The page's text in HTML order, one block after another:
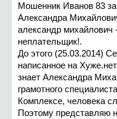
Мошенник Иванов 83
Александра
александр михайлович
неплательщик!.
До этого (25.03.2014)
написанное на
знает Александра
грамотного
Комплексе, человека
Поэтому представляю